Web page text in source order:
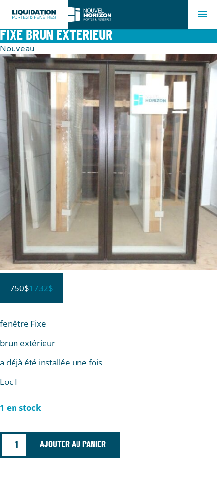
FIXE BRUN EXTÉRIEUR
Nouveau
750$1732$
fenêtre Fixe
brun extérieur
a déjà été installée une fois
Loc I
1 en stock
AJOUTER AU PANIER